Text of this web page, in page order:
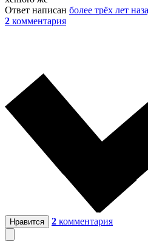
Ответ написан более трёх лет
2 комментария
Нравится 2 комментария